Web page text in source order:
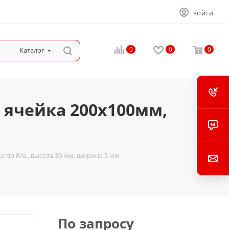
ВОЙТИ
Каталог 0 0 0
200х100мм,
по RAL, высота 30 мм, ширина 5 мм
По запросу